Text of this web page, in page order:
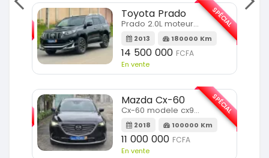
SPÉCIAL Toyota Prado
Prado 2.0L moteur d4d
2013 180000 Km
14 500 000 FCFA
En vente
SPÉCIAL
Mazda Cx-60
Cx-60 modele cx9 full option
2018 100000 Km
11 000 000 FCFA
En vente
SPÉCIAL